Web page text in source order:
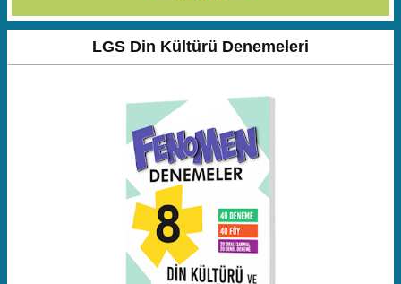
LGS Din Kültürü Denemeleri